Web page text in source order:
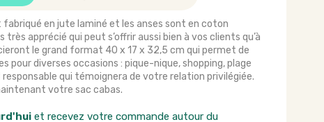
en jute laminé et les anses sont en coton
très apprécié qui peut s’offrir aussi bien à vos clients qu’à
le grand format 40 x 17 x 32,5 cm qui permet de
pour diverses occasions : pique-nique, shopping, plage
qui témoignera de votre relation privilégiée.
votre sac cabas.
et recevez votre commande autour du